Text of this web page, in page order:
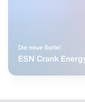
Die neue Sorte!
ESN Crank